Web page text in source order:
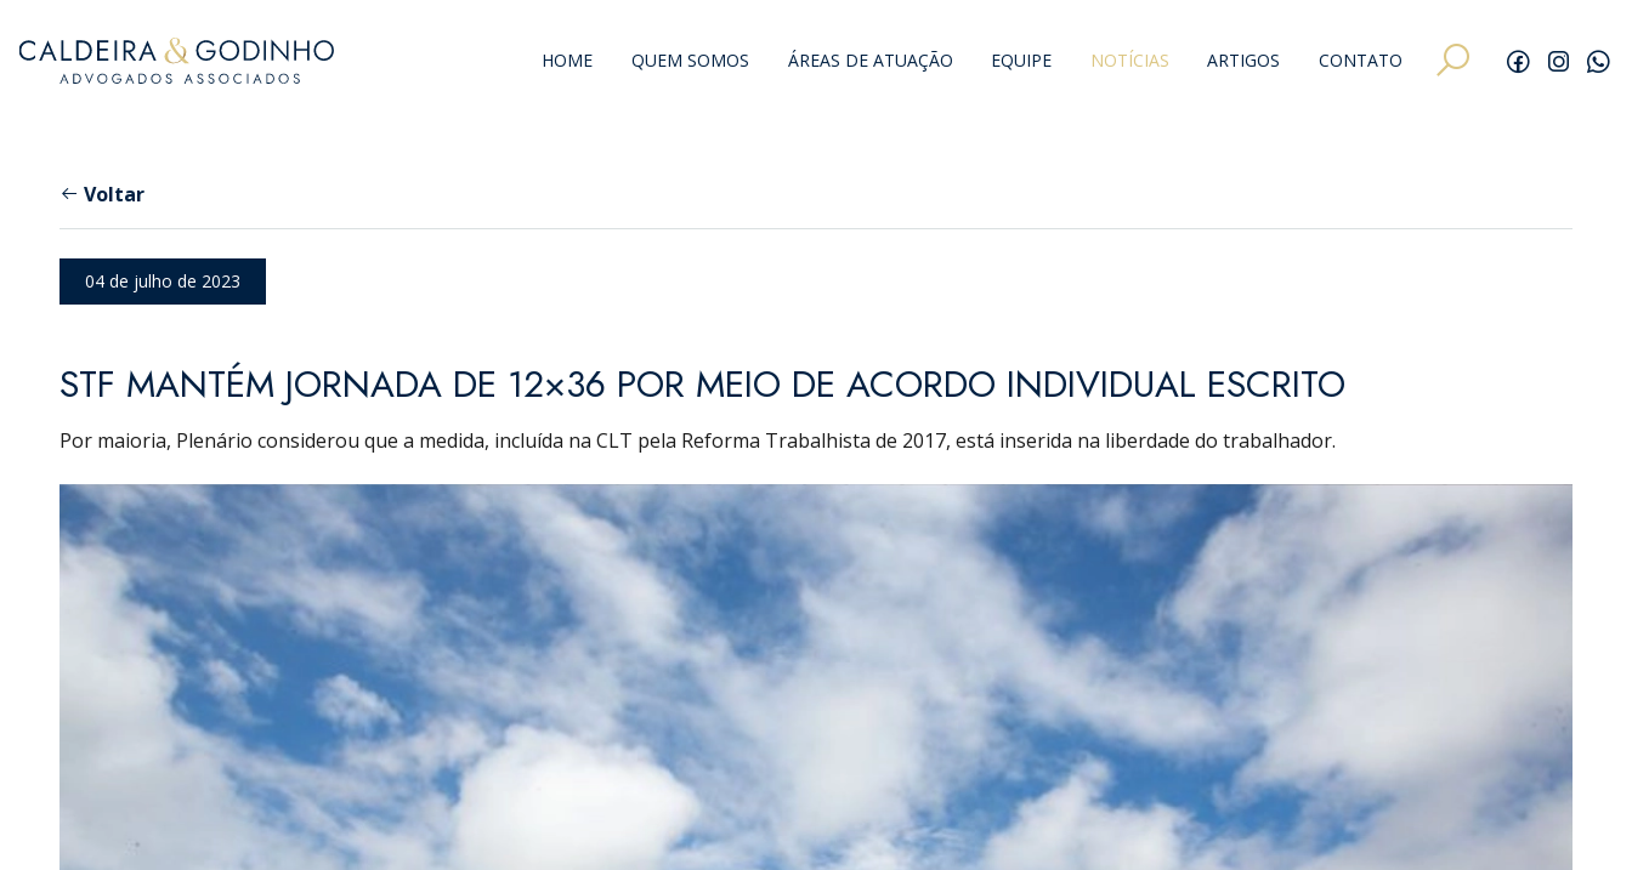
HOME QUEM SOMOS ÁREAS DE ATUAÇÃO EQUIPE NOTÍCIAS ARTIGOS CONTATO
Voltar
04 de julho de 2023
STF MANTÉM JORNADA DE 12×36 POR MEIO DE ACORDO INDIVIDUAL ESCRITO
Por maioria, Plenário considerou que a medida, incluída na CLT pela Reforma Trabalhista de 2017, está inserida na liberdade do trabalhador.